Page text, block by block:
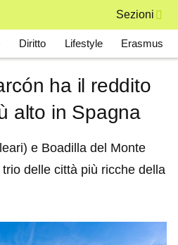
Sezioni
Diritto Lifestyle Erasmus
ha il reddito
alto in Spagna
e Boadilla del Monte
delle città più ricche della